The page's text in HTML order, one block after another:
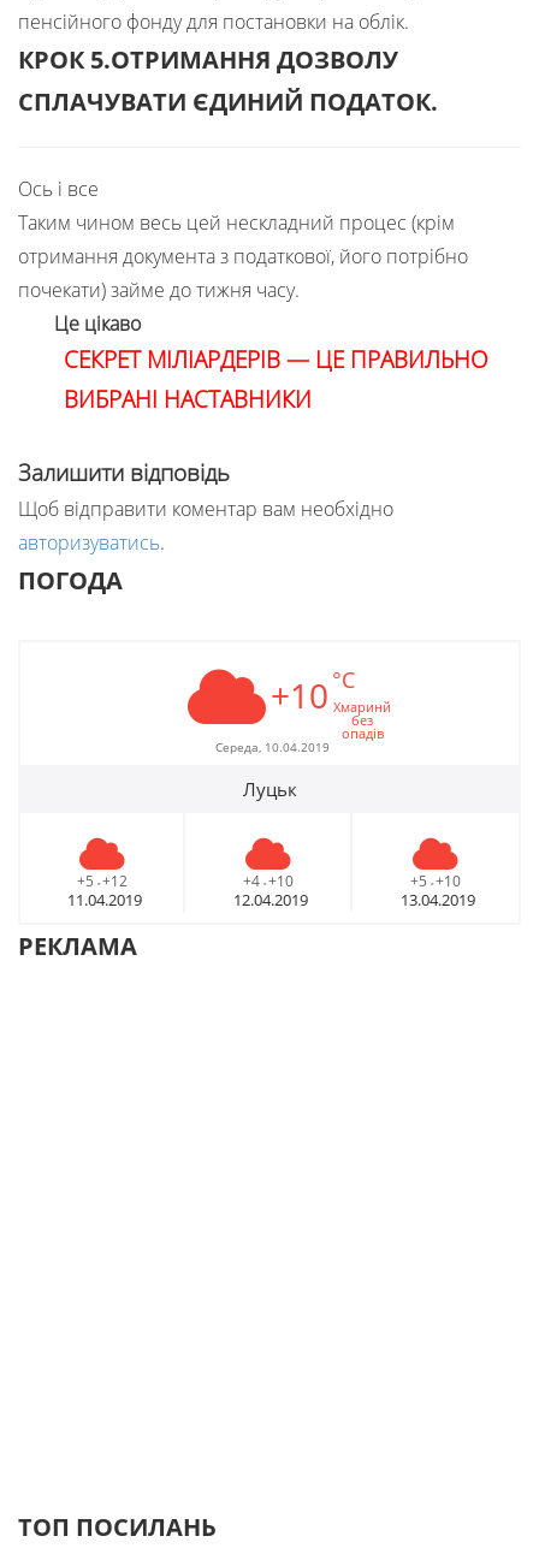
пенсійного фонду для постановки на облік.
КРОК 5.ОТРИМАННЯ ДОЗВОЛУ
СПЛАЧУВАТИ ЄДИНИЙ ПОДАТОК.
Ось і все
Таким чином весь цей нескладний процес (крім
отримання документа з податкової, його потрібно
почекати) займе до тижня часу.
Це цікаво
СЕКРЕТ МІЛІАРДЕРІВ — ЦЕ ПРАВИЛЬНО
ВИБРАНІ НАСТАВНИКИ
Залишити відповідь
Щоб відправити коментар вам необхідно
авторизуватись.
ПОГОДА
+10 °C
Хмаринй
без
опадів
Середа, 10.04.2019
Луцьк
+5 - +12
11.04.2019
+4 - +10
12.04.2019
+5 - +10
13.04.2019
РЕКЛАМА
ТОП ПОСИЛАНЬ